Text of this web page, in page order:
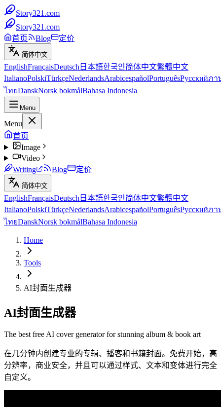
Story321.com
Story321.com
首页
Blog 定价
简体中文
EnglishFrançaisDeutsch 日本語한국인简体中文繁體中文
ItalianoPolskiTürkçeNederlandsArabicespañolPortuguêsРусскийภา
ไทยDanskNorsk bokmålBahasa Indonesia
Menu
Menu
首页
Image
Video
Writing
Blog 定价
简体中文
EnglishFrançaisDeutsch 日本語한국인简体中文繁體中文
ItalianoPolskiTürkçeNederlandsArabicespañolPortuguêsРусскийภา
ไทยDanskNorsk bokmålBahasa Indonesia
Home
Tools
AI封面生成器
AI封面生成器
The best free AI cover generator for stunning album & book art
在几分钟内创建专业的专辑、播客和书籍封面。免费开始，高
分辨率，商业安全，并且可以通过样式、文本和变体进行完全
自定义。